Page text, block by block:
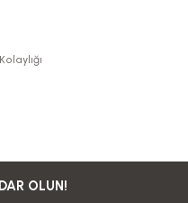
OLUN!